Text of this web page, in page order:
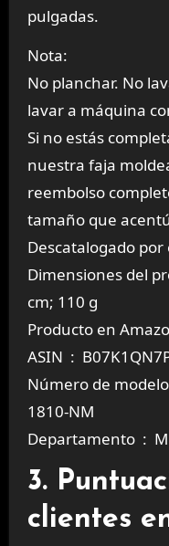
pulgadas.
Nota:
No planchar. No
lavar a máquina
Si no estás
nuestra faja
reembolso
tamaño que
Dimensiones del producto ‏ : ‎ 30 x
cm; 110 g
ASIN ‏ :
Número de modelo del
1810-NM
3.
clientes